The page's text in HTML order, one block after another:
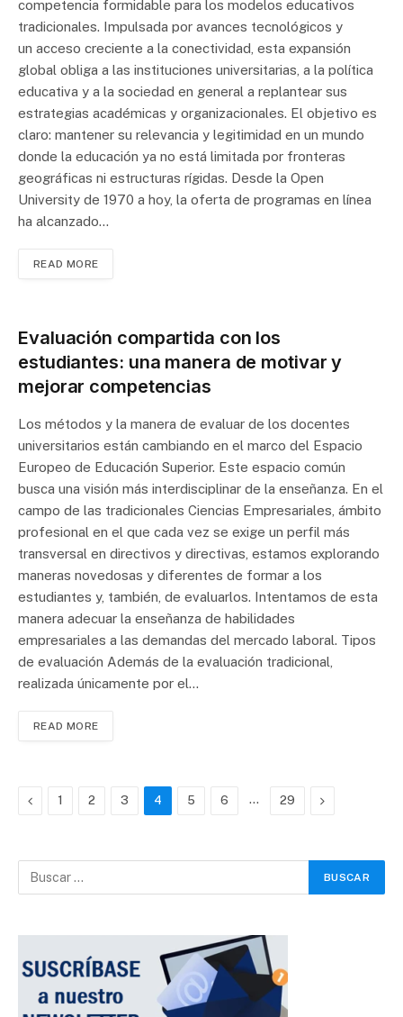
competencia formidable para los modelos educativos
tradicionales. Impulsada por avances tecnológicos y
un acceso creciente a la conectividad, esta expansión
global obliga a las instituciones universitarias, a la política
educativa y a la sociedad en general a replantear sus
estrategias académicas y organizacionales. El objetivo es
claro: mantener su relevancia y legitimidad en un mundo
donde la educación ya no está limitada por fronteras
geográficas ni estructuras rígidas. Desde la Open
University de 1970 a hoy, la oferta de programas en línea
ha alcanzado…
READ MORE
Evaluación compartida con los
estudiantes: una manera de motivar y
mejorar competencias
Los métodos y la manera de evaluar de los docentes
universitarios están cambiando en el marco del Espacio
Europeo de Educación Superior. Este espacio común
busca una visión más interdisciplinar de la enseñanza. En el
campo de las tradicionales Ciencias Empresariales, ámbito
profesional en el que cada vez se exige un perfil más
transversal en directivos y directivas, estamos explorando
maneras novedosas y diferentes de formar a los
estudiantes y, también, de evaluarlos. Intentamos de esta
manera adecuar la enseñanza de habilidades
empresariales a las demandas del mercado laboral. Tipos
de evaluación Además de la evaluación tradicional,
realizada únicamente por el…
READ MORE
Previous
1 2 3 4 5 6 … 29 Next